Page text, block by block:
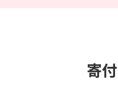
寄